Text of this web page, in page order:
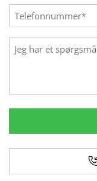
Phone
Message